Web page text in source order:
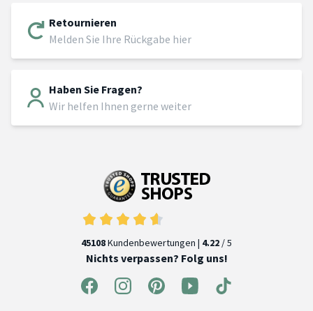
Retournieren
Melden Sie Ihre Rückgabe hier
Haben Sie Fragen?
Wir helfen Ihnen gerne weiter
45108Kundenbewertungen | 4.22 / 5
Nichts verpassen? Folg uns!